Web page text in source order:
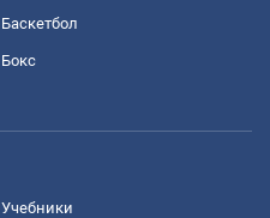
Баскетбол
Бокс
Учебники